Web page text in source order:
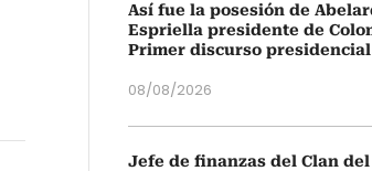
Así fue la posesión de
Espriella presidente de
Primer discurso presidencial
08/08/2026
Jefe de finanzas del Clan